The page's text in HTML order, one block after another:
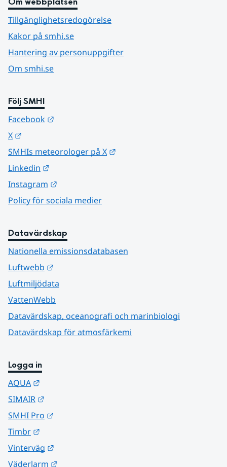
Tillgänglighetsredogörelse
Kakor på smhi.se
Hantering av personuppgifter
Om smhi.se
Följ SMHI
Facebook
X
SMHIs meteorologer på X
Linkedin
Instagram
Policy för sociala medier
Datavärdskap
Nationella emissionsdatabasen
Luftwebb
Luftmiljödata
VattenWebb
Datavärdskap, oceanografi och marinbiologi
Datavärdskap för atmosfärkemi
Logga in
AQUA
SIMAIR
SMHI Pro
Timbr
Vinterväg
Väderlarm